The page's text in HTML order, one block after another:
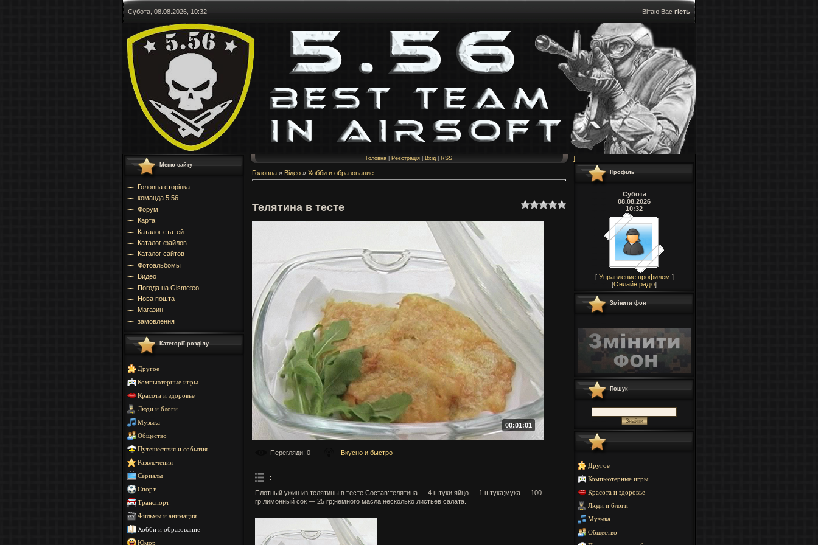
Субота, 08.08.2026, 10:32 Вітаю Вас гість
Меню сайту
Головна сторінка
команда 5.56
Форум
Карта
Каталог статей
Каталог файлов
Каталог сайтов
Фотоальбомы
Видео
Погода на Gismeteo
Нова пошта
Магазин
замовлення
Категорії розділу
Другое
Компьютерные игры
Красота и здоровье
Люди и блоги
Музыка
Общество
Путешествия и события
Развлечения
Сериалы
Спорт
Транспорт
Фильмы и анимация
Хобби и образование
Юмор
Головна Реєстрація Вхід RSS
Головна » Відео » Хобби и образование
Телятина в тесте
00:01:01
Перегляди: 0 Вкусно и быстро
:
Плотный ужин из телятины в тесте.Состав:телятина — 4 штуки;яйцо — 1 штука;мука — 100
гр;лимонный сок — 25 гр;немного масла;несколько листьев салата.
]
Профіль
Субота
08.08.2026
10:32
[ Управление профилем ]
[Онлайн радіо]
Змінити фон
Пошук
Другое
Компьютерные игры
Красота и здоровье
Люди и блоги
Музыка
Общество